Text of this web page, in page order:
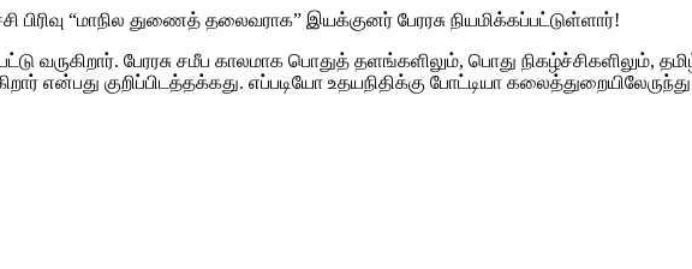
“மாநில துணைத் தலைவராக” இயக்குனர் பேரரசு நியமிக்கப்பட்டுள்ளார்!
பேரரசு சமீப காலமாக பொதுத் தளங்களிலும், பொது நிகழ்ச்சிகளிலும்,
என்பது குறிப்பிடத்தக்கது. எப்படியோ உதயநிதிக்கு போட்டியா